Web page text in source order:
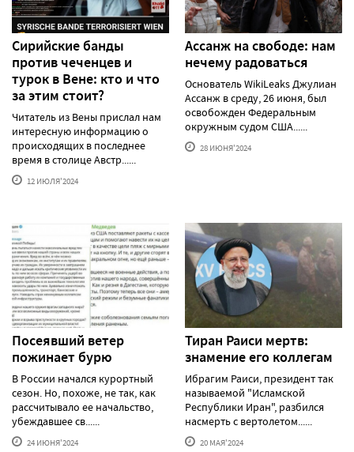
Сирийские банды
против чеченцев и
турок в Вене: кто и что
за этим стоит?
Читатель из Вены прислал нам
интересную информацию о
происходящих в последнее
время в столице Австр......
12 ИЮЛЯ'2024
Ассанж на свободе: нам
нечему радоваться
Основатель WikiLeaks Джулиан
Ассанж в среду, 26 июня, был
освобожден Федеральным
окружным судом США......
28 ИЮНЯ'2024
Посеявший ветер
пожинает бурю
В России начался курортный
сезон. Но, похоже, не так, как
рассчитывало ее начальство,
убеждавшее св......
24 ИЮНЯ'2024
Тиран Раиси мертв:
знамение его коллегам
Ибрагим Раиси, президент так
называемой "Исламской
Республики Иран", разбился
насмерть с вертолетом......
20 МАЯ'2024